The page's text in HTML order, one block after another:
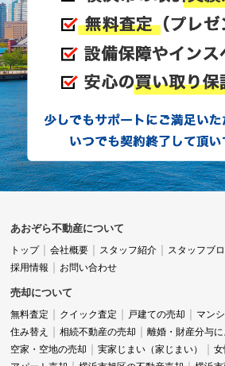
あおぞら不動産について
トップ 会社概要 スタッフ紹介 スタッフブ
採用情報
お問い合わせ
売却について
無料査定 クイック査定 戸建ての売却 マン
住み替え
相続不動産の売却 離婚・財産分与
空家・空地の売却
実家じまい（家じまい）